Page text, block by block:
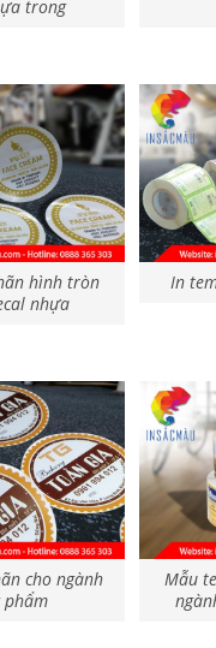
trong
hình tròn
nhựa
In
cho ngành
Mẫu